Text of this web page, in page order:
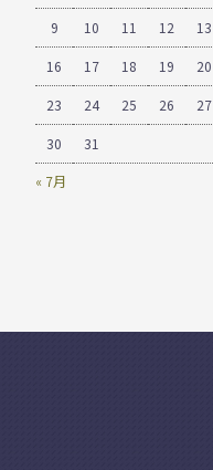
« 7月
9 10 11 12 13
16 17 18 19 20
23 24 25 26 27
30 31